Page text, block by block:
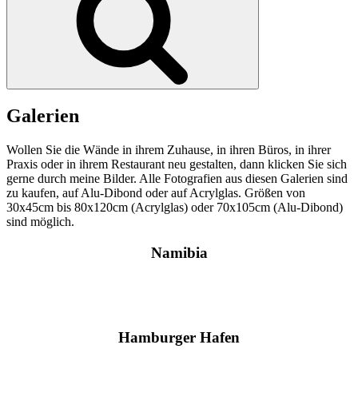
Galerien
Wollen Sie die Wände in ihrem Zuhause, in ihren Büros, in ihrer
Praxis oder in ihrem Restaurant neu gestalten, dann klicken Sie sich
gerne durch meine Bilder. Alle Fotografien aus diesen Galerien sind
zu kaufen, auf Alu-Dibond oder auf Acrylglas. Größen von
30x45cm bis 80x120cm (Acrylglas) oder 70x105cm (Alu-Dibond)
sind möglich.
Namibia
Hamburger Hafen